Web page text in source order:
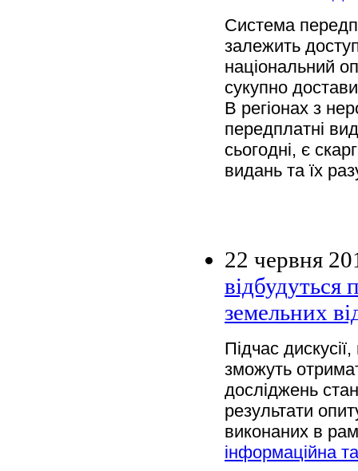
Система
залежить
національний
сукупно
В регіонах з
передплатні
сьогодні, є
видань та їх
22 червня
відбудуться
земельних
Підчас
зможуть
досліджень
результати
виконаних в
інформаційна